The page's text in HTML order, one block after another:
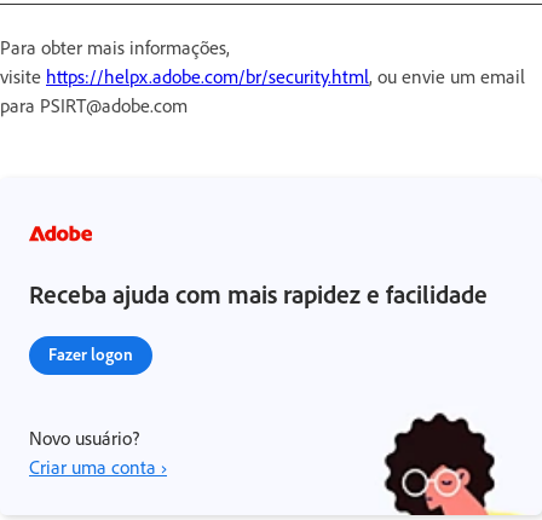
Para obter mais informações,
visite https://helpx.adobe.com/br/security.html, ou envie um email
para PSIRT@adobe.com
Receba ajuda com mais rapidez e facilidade
Fazer logon
Novo usuário?
Criar uma conta ›